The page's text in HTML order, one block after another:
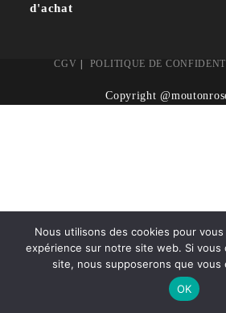
d'achat
CGV POLITIQUE DE
Copyright
Nous utilisons des cookies pour
expérience sur notre site web. Si vous
site, nous supposerons que vous
OK